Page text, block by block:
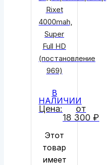
Цена:
от
18 300 ₽
Rixet
4000mah,
Super
Full HD
(постановление
969)
В
НАЛИЧИИ
Этот
товар
имеет